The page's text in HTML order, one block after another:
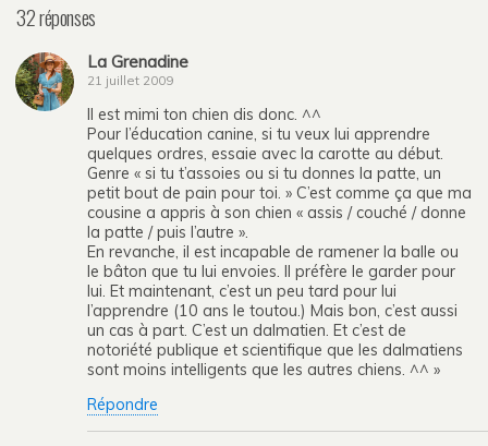
32 réponses
La Grenadine
21 juillet 2009
Il est mimi ton chien dis donc. ^^
Pour l’éducation canine, si tu veux lui apprendre
quelques ordres, essaie avec la carotte au début.
Genre « si tu t’assoies ou si tu donnes la patte, un
petit bout de pain pour toi. » C’est comme ça que ma
cousine a appris à son chien « assis / couché / donne
la patte / puis l’autre ».
En revanche, il est incapable de ramener la balle ou
le bâton que tu lui envoies. Il préfère le garder pour
lui. Et maintenant, c’est un peu tard pour lui
l’apprendre (10 ans le toutou.) Mais bon, c’est aussi
un cas à part. C’est un dalmatien. Et c’est de
notoriété publique et scientifique que les dalmatiens
sont moins intelligents que les autres chiens. ^^ »
Répondre